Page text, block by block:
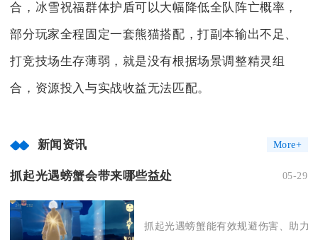
合，冰雪祝福群体护盾可以大幅降低全队阵亡概率，
部分玩家全程固定一套熊猫搭配，打副本输出不足、
打竞技场生存薄弱，就是没有根据场景调整精灵组
合，资源投入与实战收益无法匹配。
新闻资讯 More+
抓起光遇螃蟹会带来哪些益处 05-29
抓起光遇螃蟹能有效规避伤害、助力